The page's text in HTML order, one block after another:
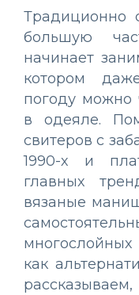
Традиционно
большую
начинает
котором
погоду можно
в одеяле.
свитеров с
1990-х и
главных
вязаные
как